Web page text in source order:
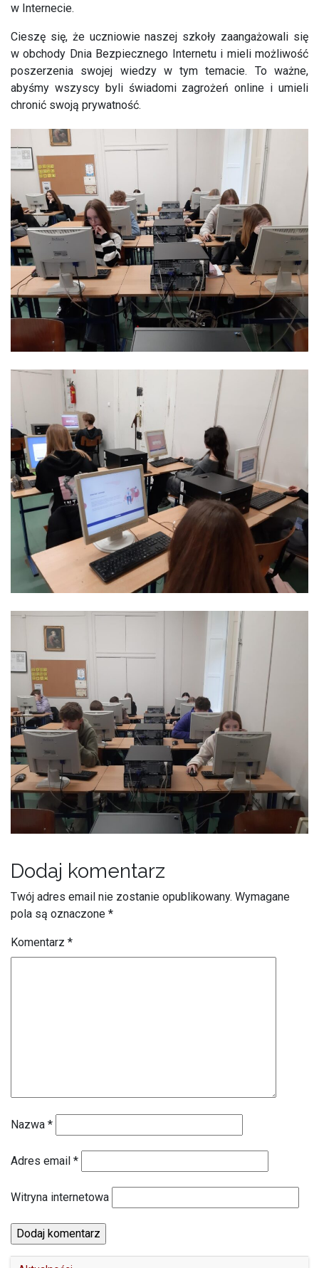
w Internecie.
Cieszę się, że uczniowie naszej szkoły zaangażowali się
w obchody Dnia Bezpiecznego Internetu i mieli możliwość
poszerzenia swojej wiedzy w tym temacie. To ważne,
abyśmy wszyscy byli świadomi zagrożeń online i umieli
chronić swoją prywatność.
Dodaj komentarz
Twój adres email nie zostanie opublikowany. Wymagane
pola są oznaczone *
Komentarz *
Nazwa *
Adres email *
Witryna internetowa